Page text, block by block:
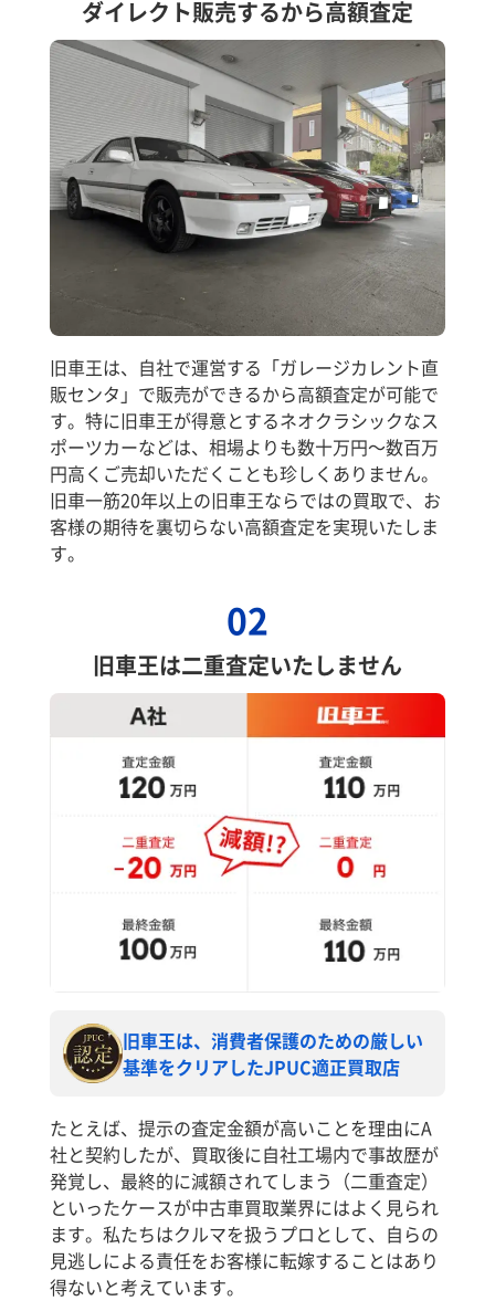
ダイレクト販売するから高額査定
旧車王は、自社で運営する「ガレージカレント直
販センタ」で販売ができるから高額査定が可能で
す。特に旧車王が得意とするネオクラシックなス
ポーツカーなどは、相場よりも数十万円～数百万
円高くご売却いただくことも珍しくありません。
旧車一筋20年以上の旧車王ならではの買取で、お
客様の期待を裏切らない高額査定を実現いたしま
す。
02
旧車王は二重査定いたしません
旧車王は、消費者保護のための厳しい
基準をクリアしたJPUC適正買取店
たとえば、提示の査定金額が高いことを理由にA
社と契約したが、買取後に自社工場内で事故歴が
発覚し、最終的に減額されてしまう（二重査定）
といったケースが中古車買取業界にはよく見られ
ます。私たちはクルマを扱うプロとして、自らの
見逃しによる責任をお客様に転嫁することはあり
得ないと考えています。